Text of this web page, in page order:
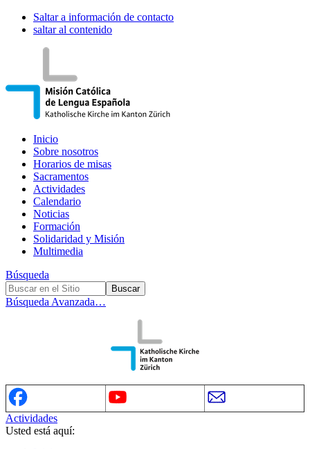
Saltar a información de contacto
saltar al contenido
Inicio
Sobre nosotros
Horarios de misas
Sacramentos
Actividades
Calendario
Noticias
Formación
Solidaridad y Misión
Multimedia
Búsqueda
Búsqueda Avanzada…
Actividades
Usted está aquí: